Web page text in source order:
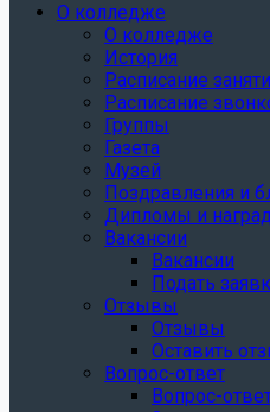
О колледже
О колледже
История
Расписание
Расписание
Группы
Газета
Музей
Поздравления и
Дипломы и
Вакансии
Вакансии
Подать
Отзывы
Отзывы
Оставить
Вопрос-ответ
Вопрос-